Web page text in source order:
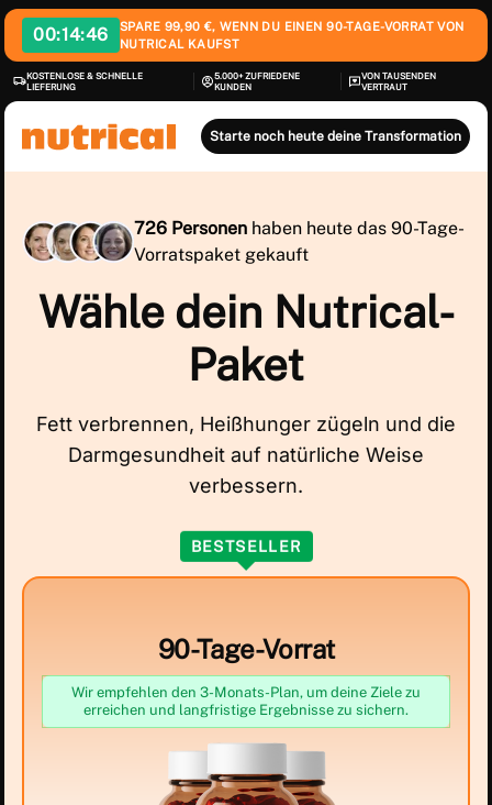
00:14:45
SPARE 99,90 €, WENN DU EINEN 90-TAGE-VORRAT VON
NUTRICAL KAUFST
KOSTENLOSE & SCHNELLE
LIEFERUNG
5.000+ ZUFRIEDENE
KUNDEN
VON TAUSENDEN
VERTRAUT
Starte noch heute deine Transformation
726 Personen haben heute das 90-Tage-
Vorratspaket gekauft
Wähle dein Nutrical-
Paket
Fett verbrennen, Heißhunger zügeln und die
Darmgesundheit auf natürliche Weise
verbessern.
BESTSELLER
90-Tage-Vorrat
Wir empfehlen den 3-Monats-Plan, um deine Ziele zu
erreichen und langfristige Ergebnisse zu sichern.